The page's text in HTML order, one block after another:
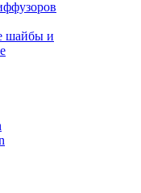
шайбы и